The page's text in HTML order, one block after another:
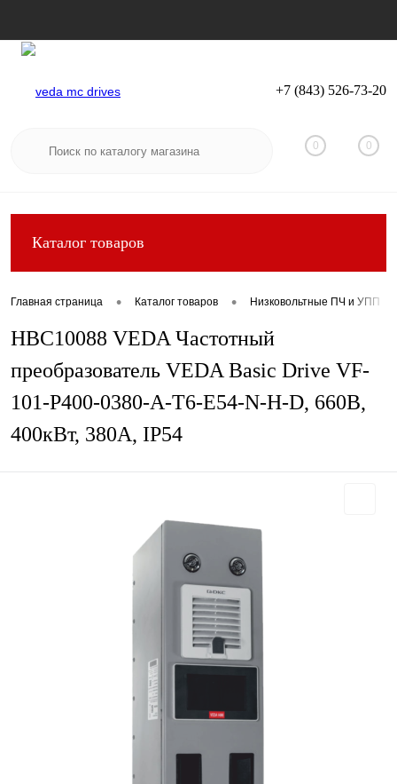
Вход Регистрация
+7 (843) 526-73-20
0 0
Каталог товаров
Главная страница • Каталог товаров • Низковольтные ПЧ и УПП
HBC10088 VEDA Частотный
преобразователь VEDA Basic Drive VF-
101-P400-0380-A-T6-E54-N-H-D, 660В,
400кВт, 380А, IP54